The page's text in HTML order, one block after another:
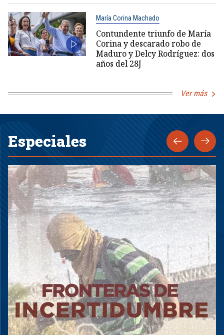
María Corina Machado
Contundente triunfo de María
Corina y descarado robo de
Maduro y Delcy Rodríguez: dos
años del 28J
Ver más
Especiales